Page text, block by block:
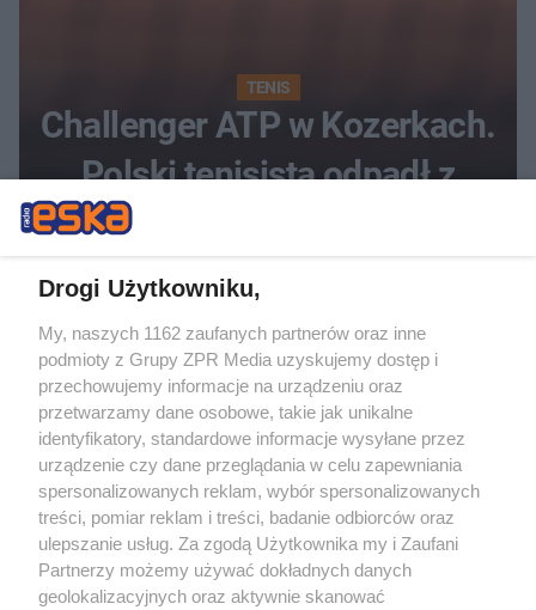
TENIS
Challenger ATP w Kozerkach.
Polski tenisista odpadł z
TENIS
Iga Świątek z pewnym
Drogi Użytkowniku,
My, naszych 1162 zaufanych partnerów oraz inne
podmioty z Grupy ZPR Media uzyskujemy dostęp i
przechowujemy informacje na urządzeniu oraz
przetwarzamy dane osobowe, takie jak unikalne
identyfikatory, standardowe informacje wysyłane przez
urządzenie czy dane przeglądania w celu zapewniania
spersonalizowanych reklam, wybór spersonalizowanych
treści, pomiar reklam i treści, badanie odbiorców oraz
ulepszanie usług. Za zgodą Użytkownika my i Zaufani
Partnerzy możemy używać dokładnych danych
geolokalizacyjnych oraz aktywnie skanować